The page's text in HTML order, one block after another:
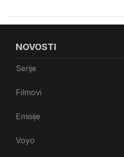
NOVOSTI
Serije
Filmovi
Emisije
Voyo